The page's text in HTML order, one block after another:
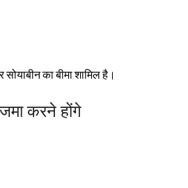
का बीमा शामिल है।
करने होंगे